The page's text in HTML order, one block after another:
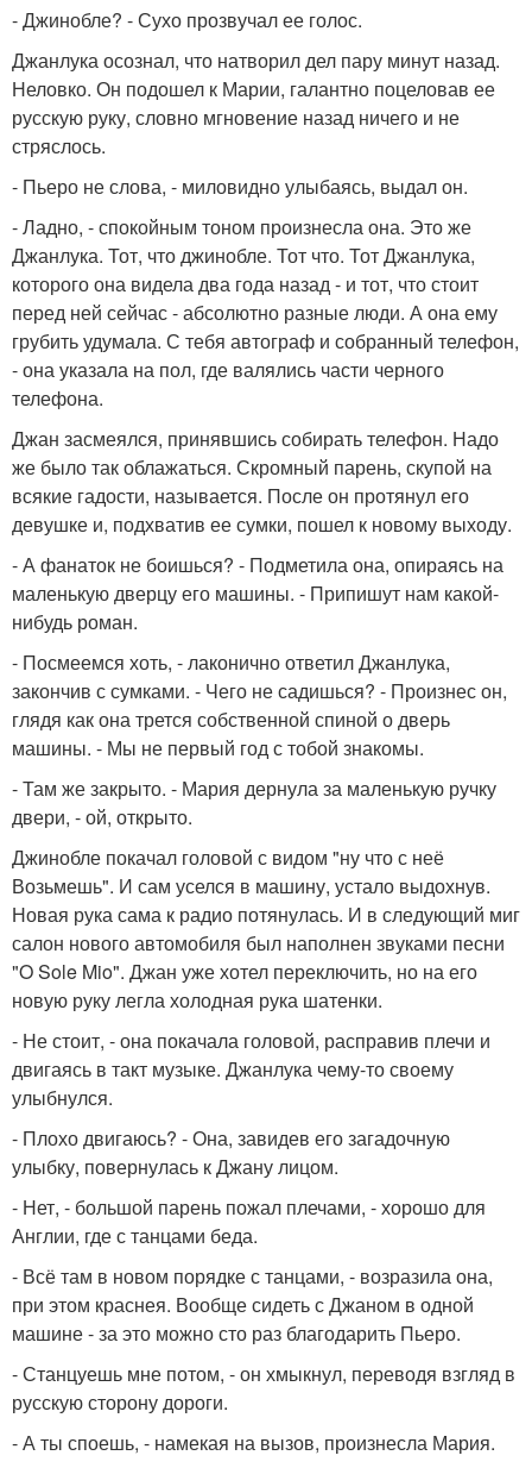
- Джинобле? - Сухо прозвучал ее голос.
Джанлука осознал, что натворил дел пару минут назад.
Неловко. Он подошел к Марии, галантно поцеловав ее
русскую руку, словно мгновение назад ничего и не
стряслось.
- Пьеро не слова, - миловидно улыбаясь, выдал он.
- Ладно, - спокойным тоном произнесла она. Это же
Джанлука. Тот, что джинобле. Тот что. Тот Джанлука,
которого она видела два года назад - и тот, что стоит
перед ней сейчас - абсолютно разные люди. А она ему
грубить удумала. С тебя автограф и собранный телефон,
- она указала на пол, где валялись части черного
телефона.
Джан засмеялся, принявшись собирать телефон. Надо
же было так облажаться. Скромный парень, скупой на
всякие гадости, называется. После он протянул его
девушке и, подхватив ее сумки, пошел к новому выходу.
- А фанаток не боишься? - Подметила она, опираясь на
маленькую дверцу его машины. - Припишут нам какой-
нибудь роман.
- Посмеемся хоть, - лаконично ответил Джанлука,
закончив с сумками. - Чего не садишься? - Произнес он,
глядя как она трется собственной спиной о дверь
машины. - Мы не первый год с тобой знакомы.
- Там же закрыто. - Мария дернула за маленькую ручку
двери, - ой, открыто.
Джинобле покачал головой с видом "ну что с неё
Возьмешь". И сам уселся в машину, устало выдохнув.
Новая рука сама к радио потянулась. И в следующий миг
салон нового автомобиля был наполнен звуками песни
"O Sole Mio". Джан уже хотел переключить, но на его
новую руку легла холодная рука шатенки.
- Не стоит, - она покачала головой, расправив плечи и
двигаясь в такт музыке. Джанлука чему-то своему
улыбнулся.
- Плохо двигаюсь? - Она, завидев его загадочную
улыбку, повернулась к Джану лицом.
- Нет, - большой парень пожал плечами, - хорошо для
Англии, где с танцами беда.
- Всё там в новом порядке с танцами, - возразила она,
при этом краснея. Вообще сидеть с Джаном в одной
машине - за это можно сто раз благодарить Пьеро.
- Станцуешь мне потом, - он хмыкнул, переводя взгляд в
русскую сторону дороги.
- А ты споешь, - намекая на вызов, произнесла Мария.